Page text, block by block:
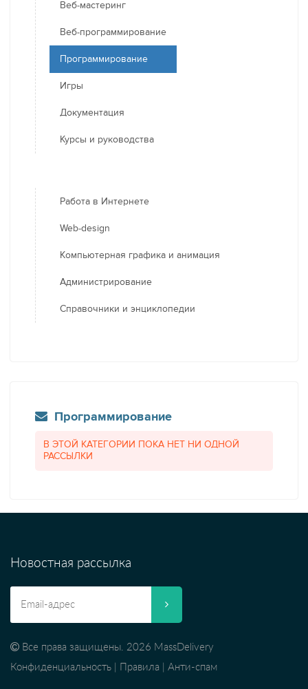
Веб-мастеринг
Веб-программирование
Программирование
Игры
Документация
Курсы и руководства
Работа в Интернете
Web-design
Компьютерная графика и анимация
Администрирование
Справочники и энциклопедии
Программирование
В ЭТОЙ КАТЕГОРИИ ПОКА НЕТ НИ ОДНОЙ
РАССЫЛКИ
Новостная рассылка
Все права защищены. 2026 MassDelivery
Конфиденциальность
Правила Анти-спам